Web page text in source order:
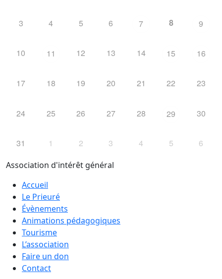
3 4 5 6 7 8 9
10 11 12 13 14 15 16
17 18 19 20 21 22 23
24 25 26 27 28 29 30
31 1 2 3 4 5 6
Association d'intérêt général
Accueil
Le Prieuré
Évènements
Animations pédagogiques
Tourisme
L’association
Faire un don
Contact